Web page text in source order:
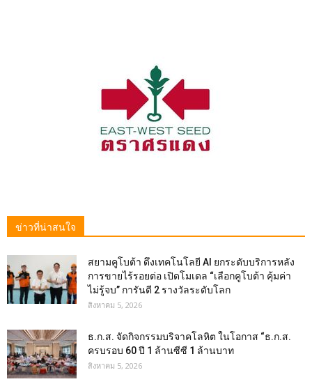
ข่าวที่น่าสนใจ
สยามคูโบต้า ดึงเทคโนโลยี AI ยกระดับบริการหลัง
การขายไร้รอยต่อ เปิดโมเดล “เลือกคูโบต้า คุ้มค่า
ไม่รู้จบ” การันตี 2 รางวัลระดับโลก
สิงหาคม 5, 2026
ธ.ก.ส. จัดกิจกรรมบริจาคโลหิต ในโอกาส “ธ.ก.ส.
ครบรอบ 60 ปี 1 ล้านซีซี 1 ล้านบาท
สิงหาคม 5, 2026